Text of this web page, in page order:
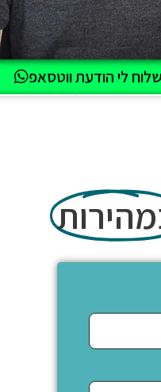
לי הודעת ווטסאפ